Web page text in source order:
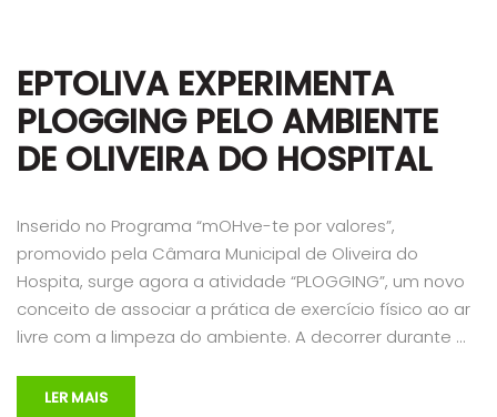
EPTOLIVA EXPERIMENTA
PLOGGING PELO AMBIENTE
DE OLIVEIRA DO HOSPITAL
Inserido no Programa “mOHve-te por valores”,
promovido pela Câmara Municipal de Oliveira do
Hospita, surge agora a atividade “PLOGGING”, um novo
conceito de associar a prática de exercício físico ao ar
livre com a limpeza do ambiente. A decorrer durante …
LER MAIS